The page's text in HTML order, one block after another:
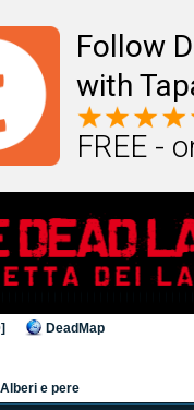
Follow
with
FREE -
DeadMap
Alberi e pere